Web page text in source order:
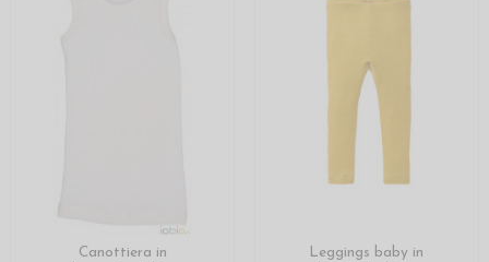
Canottiera in
Leggings baby in